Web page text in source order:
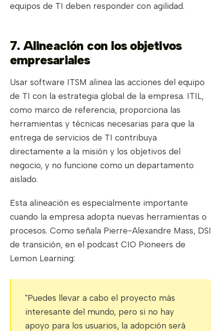
equipos de TI deben responder con agilidad.
7. Alineación con los objetivos
empresariales
Usar software ITSM alinea las acciones del equipo
de TI con la estrategia global de la empresa. ITIL,
como marco de referencia, proporciona las
herramientas y técnicas necesarias para que la
entrega de servicios de TI contribuya
directamente a la misión y los objetivos del
negocio, y no funcione como un departamento
aislado.
Esta alineación es especialmente importante
cuando la empresa adopta nuevas herramientas o
procesos. Como señala Pierre-Alexandre Mass, DSI
de transición, en el podcast CIO Pioneers de
Lemon Learning:
"Puedes llevar a cabo el proyecto más
interesante del mundo, pero si no hay
apoyo para los usuarios, la adopción será